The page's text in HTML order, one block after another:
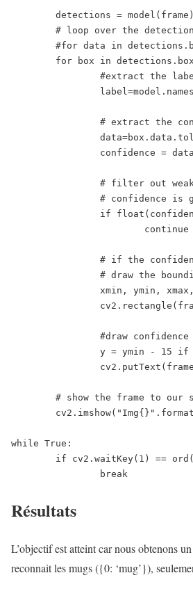
while True:
Résultats
L’objectif est atteint car nous obtenons
reconnait les mugs ({0: ‘mug’}),